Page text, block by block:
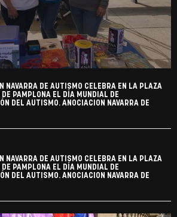
NAVARRA DE AUTISMO CELEBRA EN LA PLAZA
PAMPLONA EL DÍA MUNDIAL DE
DEL AUTISMO. ANOCIACION NAVARRA DE